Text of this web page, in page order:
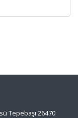
Tepebaşı 26470